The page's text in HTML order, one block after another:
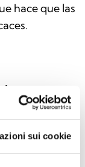
sui cookie
hace que las